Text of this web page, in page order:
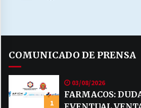
16/06/2026
MUNICIPALIDADES,
28/05/2026
COMUNICADO DE PRENSA
1
03/08/2026
FARMACOS: